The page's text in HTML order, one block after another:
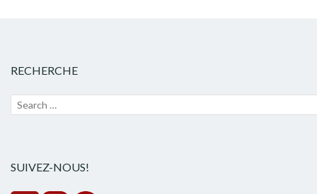
RECHERCHE
Recherche
SUIVEZ-NOUS!